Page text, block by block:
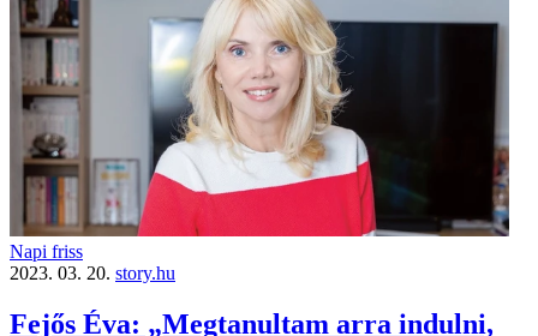
Napi friss
2023. 03. 20. story.hu
Fejős Éva: „Megtanultam arra indulni,